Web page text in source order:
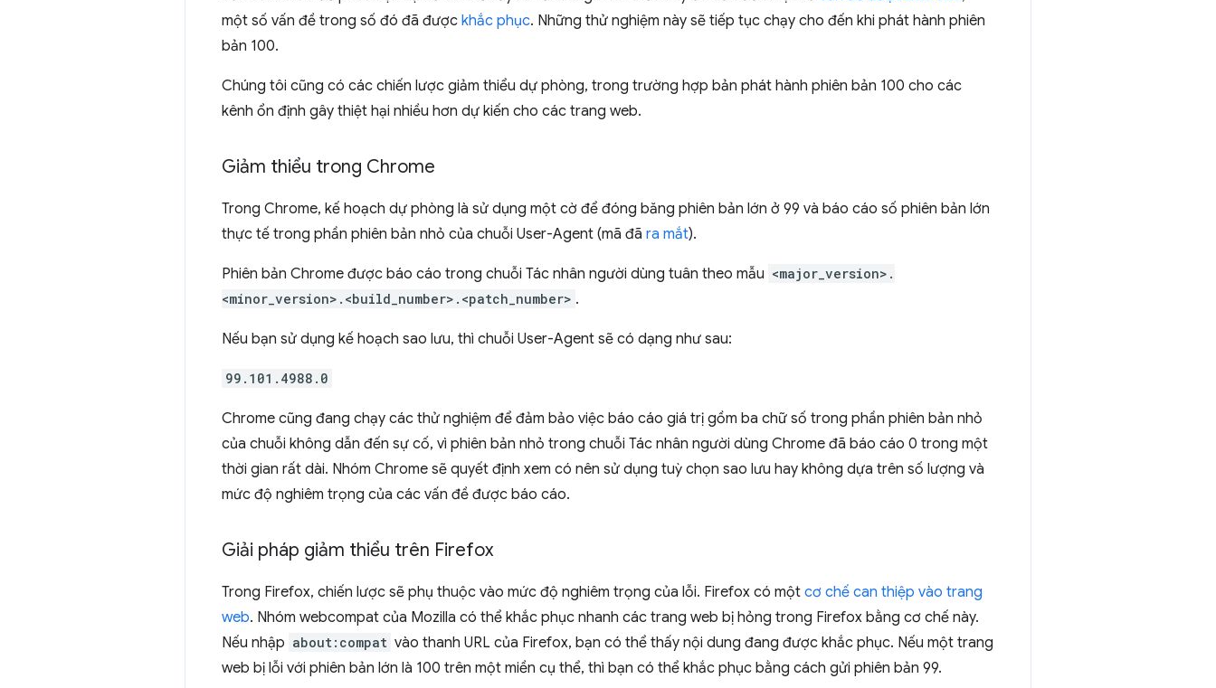
một số vấn đề trong số đó đã được khắc phục. Những thử nghiệm này sẽ tiếp tục chạy cho đến khi phát hành phiên
bản 100.
Chúng tôi cũng có các chiến lược giảm thiểu dự phòng, trong trường hợp bản phát hành phiên bản 100 cho các
kênh ổn định gây thiệt hại nhiều hơn dự kiến cho các trang web.
Giảm thiểu trong Chrome
Trong Chrome, kế hoạch dự phòng là sử dụng một cờ để đóng băng phiên bản lớn ở 99 và báo cáo số phiên bản lớn
thực tế trong phần phiên bản nhỏ của chuỗi User-Agent (mã đã ra mắt).
Phiên bản Chrome được báo cáo trong chuỗi Tác nhân người dùng tuân theo mẫu <major_version>.
<minor_version>.<build_number>.<patch_number> .
Nếu bạn sử dụng kế hoạch sao lưu, thì chuỗi User-Agent sẽ có dạng như sau:
99.101.4988.0
Chrome cũng đang chạy các thử nghiệm để đảm bảo việc báo cáo giá trị gồm ba chữ số trong phần phiên bản nhỏ
của chuỗi không dẫn đến sự cố, vì phiên bản nhỏ trong chuỗi Tác nhân người dùng Chrome đã báo cáo 0 trong một
thời gian rất dài. Nhóm Chrome sẽ quyết định xem có nên sử dụng tuỳ chọn sao lưu hay không dựa trên số lượng và
mức độ nghiêm trọng của các vấn đề được báo cáo.
Giải pháp giảm thiểu trên Firefox
Trong Firefox, chiến lược sẽ phụ thuộc vào mức độ nghiêm trọng của lỗi. Firefox có một cơ chế can thiệp vào trang
web. Nhóm webcompat của Mozilla có thể khắc phục nhanh các trang web bị hỏng trong Firefox bằng cơ chế này.
Nếu nhập about:compat vào thanh URL của Firefox, bạn có thể thấy nội dung đang được khắc phục. Nếu một trang
web bị lỗi với phiên bản lớn là 100 trên một miền cụ thể, thì bạn có thể khắc phục bằng cách gửi phiên bản 99.